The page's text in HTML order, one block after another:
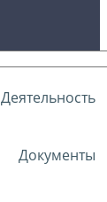
Деятельность
Документы